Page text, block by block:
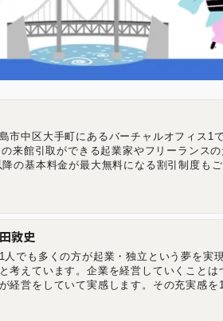
市中区大手町にあるバーチャルオフィス1
来館引取ができる起業家やフリーランス
の基本料金が最大無料になる割引制度も
都渋谷区道玄坂1-16-6 二葉ビル8B バーチ
IWビル1F バーチャルオフィス1広島店
敦史
でも多くの方が起業・独立という夢を実
考えています。企業を経営していくことは
経営をしていて実感します。その充実感を
。 2013年にジョインしたナレッジソサエ